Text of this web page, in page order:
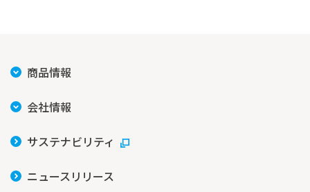
商品情報
会社情報
サステナビリティ
ニュースリリース